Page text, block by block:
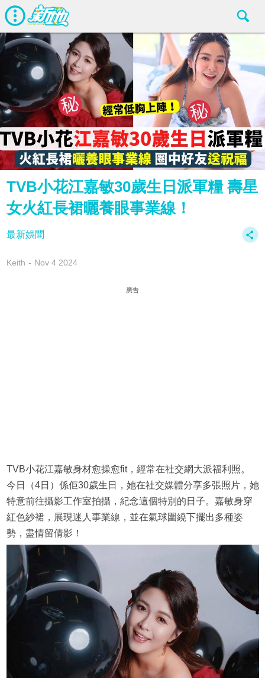
TVB小花江嘉敏30歲生日派軍糧 壽星
女火紅長裙曬養眼事業線！
最新娛聞
Keith Nov 4 2024
廣告
TVB小花江嘉敏身材愈操愈fit，經常在社交網大派福利照。
今日（4日）係佢30歲生日，她在社交媒體分享多張照片，她
特意前往攝影工作室拍攝，紀念這個特別的日子。嘉敏身穿
紅色紗裙，展現迷人事業線，並在氣球圍繞下擺出多種姿
勢，盡情留倩影！